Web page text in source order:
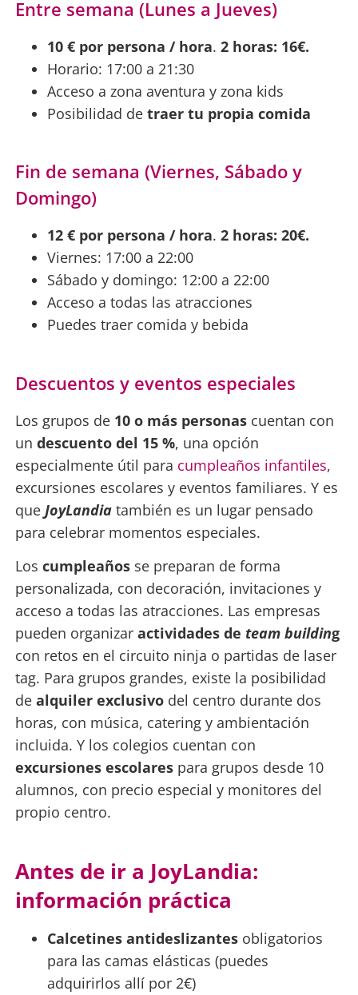
Entre semana (Lunes a Jueves)
10 € por persona / hora. 2 horas: 16€.
Horario: 17:00 a 21:30
Acceso a zona aventura y zona kids
Posibilidad de traer tu propia comida
Fin de semana (Viernes, Sábado y
Domingo)
12 € por persona / hora. 2 horas: 20€.
Viernes: 17:00 a 22:00
Sábado y domingo: 12:00 a 22:00
Acceso a todas las atracciones
Puedes traer comida y bebida
Descuentos y eventos especiales
Los grupos de 10 o más personascuentan con
un descuento del 15 %, una opción
especialmente útil para cumpleaños infantiles,
excursiones escolares y eventos familiares. Y es
que JoyLandia también es un lugar pensado
para celebrar momentos especiales.
Los cumpleañosse preparan de forma
personalizada, con decoración, invitaciones y
acceso a todas las atracciones. Las empresas
pueden organizar actividades de team building
con retos en el circuito ninja o partidas de laser
tag. Para grupos grandes, existe la posibilidad
de alquiler exclusivodel centro durante dos
horas, con música, catering y ambientación
incluida. Y los colegios cuentan con
excursiones escolarespara grupos desde 10
alumnos, con precio especial y monitores del
propio centro.
Antes de ir a JoyLandia:
información práctica
Calcetines antideslizantesobligatorios
para las camas elásticas (puedes
adquirirlos allí por 2€)